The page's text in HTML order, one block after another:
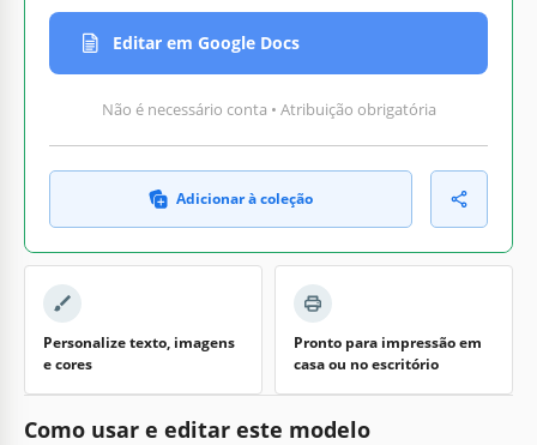
Editar em Google Docs
Não é necessário conta • Atribuição obrigatória
Adicionar à coleção
Personalize texto, imagens
e cores
Pronto para impressão em
casa ou no escritório
Como usar e editar este modelo